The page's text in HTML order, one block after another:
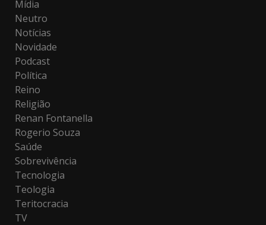
Mídia
Neutro
Notícias
Novidade
Podcast
Política
Reino
Religião
Renan Fontanella
Rogerio Souza
Saúde
Sobrevivência
Tecnologia
Teologia
Teritocracia
TV